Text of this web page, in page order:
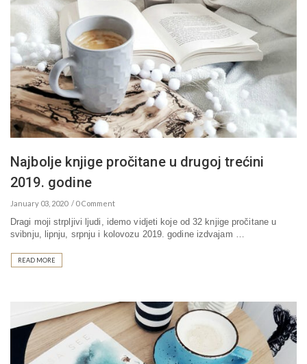
Najbolje knjige pročitane u drugoj trećini
2019. godine
January 03, 2020 0 Comment
Dragi moji strpljivi ljudi, idemo vidjeti koje od 32 knjige pročitane u
svibnju, lipnju, srpnju i kolovozu 2019. godine izdvajam …
READ MORE